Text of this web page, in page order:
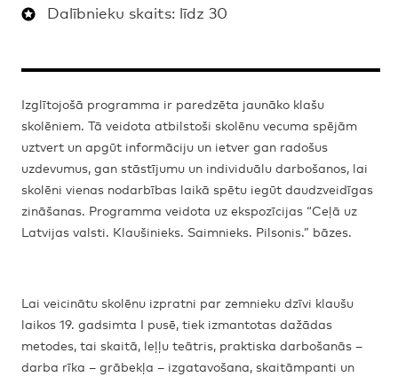
Dalībnieku skaits: līdz 30
Izglītojošā programma ir paredzēta jaunāko klašu
skolēniem. Tā veidota atbilstoši skolēnu vecuma spējām
uztvert un apgūt informāciju un ietver gan radošus
uzdevumus, gan stāstījumu un individuālu darbošanos, lai
skolēni vienas nodarbības laikā spētu iegūt daudzveidīgas
zināšanas. Programma veidota uz ekspozīcijas “Ceļā uz
Latvijas valsti. Klaušinieks. Saimnieks. Pilsonis.” bāzes.
Lai veicinātu skolēnu izpratni par zemnieku dzīvi klaušu
laikos 19. gadsimta I pusē, tiek izmantotas dažādas
metodes, tai skaitā, leļļu teātris, praktiska darbošanās –
darba rīka – grābekļa – izgatavošana, skaitāmpanti un